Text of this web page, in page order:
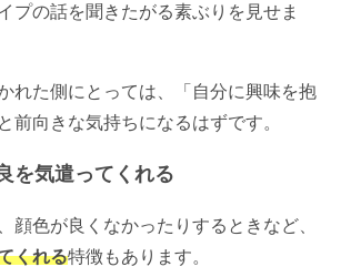
プの話を聞きたがる素ぶりを見せま
れた側にとっては、「自分に興味を抱
前向きな気持ちになるはずです。
を気遣ってくれる
顔色が良くなかったりするときなど、
くれる特徴もあります。